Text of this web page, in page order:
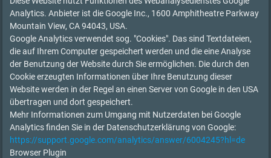
Analytics. Anbieter ist die Google Inc., 1600 Amphitheatre Parkway
Mountain View, CA 94043, USA.
Google Analytics verwendet sog. "Cookies". Das sind Textdateien,
die auf Ihrem Computer gespeichert werden und die eine Analyse
der Benutzung der Website durch Sie ermöglichen. Die durch den
Cookie erzeugten Informationen über Ihre Benutzung dieser
Website werden in der Regel an einen Server von Google in den USA
übertragen und dort gespeichert.
Mehr Informationen zum Umgang mit Nutzerdaten bei Google
Analytics finden Sie in der Datenschutzerklärung von Google:
https://support.google.com/analytics/answer/6004245?hl=de
Browser Plugin